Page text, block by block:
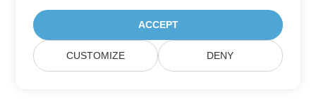
ACCEPT
CUSTOMIZE DENY